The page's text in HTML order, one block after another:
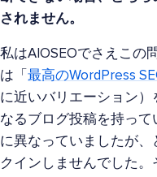
されません。
私はAIOSEOでさえこの
は「 最高のWordPress
に近いバリエーション
なるブログ投稿を持っ
に異なっていましたが
クインしませんでした